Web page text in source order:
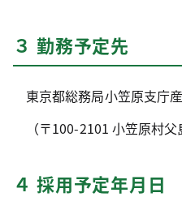
３ 勤務予定先
東京都総務局小笠原支庁
（〒100-2101 小笠原村父
４ 採用予定年月日